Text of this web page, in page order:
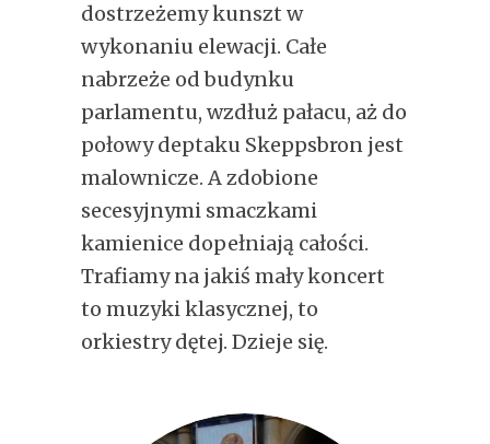
dostrzeżemy kunszt w
wykonaniu elewacji. Całe
nabrzeże od budynku
parlamentu, wzdłuż pałacu, aż do
połowy deptaku Skeppsbron jest
malownicze. A zdobione
secesyjnymi smaczkami
kamienice dopełniają całości.
Trafiamy na jakiś mały koncert
to muzyki klasycznej, to
orkiestry dętej. Dzieje się.